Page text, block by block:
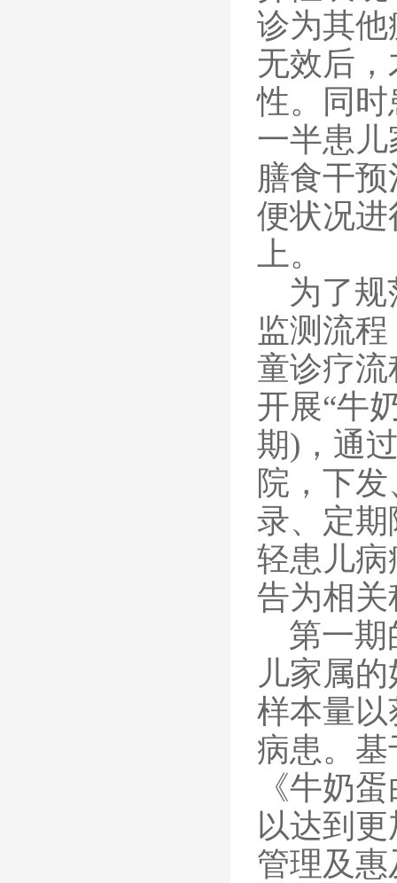
诊为其
无效后
性。同
一半患
膳食干
便状况进
上。
为了
监测流
童诊疗
开展“牛
期)，通
院，下
录、定
轻患儿病
告为相
第一期
儿家属
样本量
病患。
《牛奶
以达到
管理及